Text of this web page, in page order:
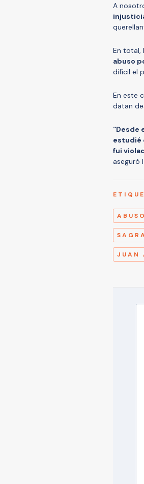
A
En total,
abuso
difícil el
En este
datan
“Desde
estudié
fui
aseguró
JUAN